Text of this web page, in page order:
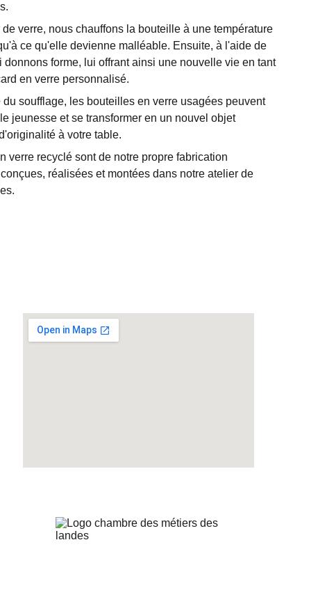
verre, nous chauffons la bouteille à une température
ce qu'elle devienne malléable. Ensuite, à l'aide de
donnons forme, lui offrant ainsi une nouvelle vie en tant
en verre personnalisé.
soufflage, les bouteilles en verre usagées peuvent
jeunesse et se transformer en un nouvel objet
à votre table.
verre recyclé sont de notre propre fabrication
réalisées et montées dans notre atelier de